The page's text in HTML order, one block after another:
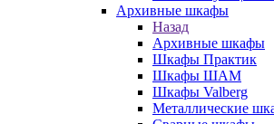
Архивные шкафы
Назад
Архивные шкафы
Шкафы Практик
Шкафы ШАМ
Шкафы Valberg
Металлические